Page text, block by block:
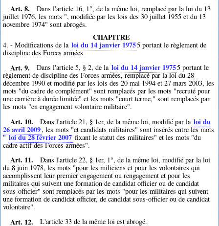
Art. 8.
Dans l'article 16, 1°, de la même loi, remplacé par la loi du 13
juillet 1976, les mots ", modifiée par les lois des 30 juillet 1955 et du 13
novembre 1974" sont abrogés.
CHAPITRE
4. - Modifications de la loi du 14 janvier 19755 portant le règlement de
discipline des Forces armées
Art. 9. Dans l'article 5, § 2, de la loi du 14 janvier 19755 portant le
règlement de discipline des Forces armées, remplacé par la loi du 28
décembre 1990 et modifié par les lois des 20 mai 1994 et 27 mars 2003, les
mots "du cadre de complément" sont remplacés par les mots "recruté pour
une carrière à durée limitée" et les mots "court terme," sont remplacés par
les mots "en engagement volontaire militaire".
Art. 10. Dans l'article 21, § 1er, de la même loi, modifié par la loi du
26 avril 2009, les mots "et candidats militaires" sont insérés entre les mots
"loi du 28 février 2007 fixant le statut des militaires" et les mots "du
cadre actif des Forces armées".
Art. 11.
Dans l'article 22, § 1er, 1°, de la même loi, modifié par la loi
du 8 juin 1978, les mots "pour les miliciens et pour les volontaires qui
accomplissent leur premier engagement ou rengagement et pour les
militaires qui suivent une formation de candidat officier ou de candidat
sous-officier" sont remplacés par les mots "pour les militaires qui suivent
une formation de candidat officier, de candidat sous-officier ou de candidat
volontaire".
Art. 12. L'article 33 de la même loi est abrogé.